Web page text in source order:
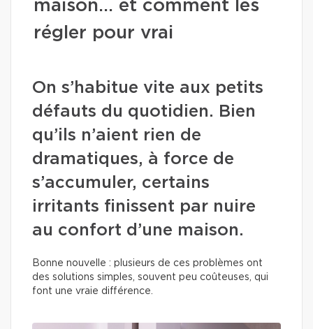
maison… et comment les
régler pour vrai
On s’habitue vite aux petits
défauts du quotidien. Bien
qu’ils n’aient rien de
dramatiques, à force de
s’accumuler, certains
irritants finissent par nuire
au confort d’une maison.
Bonne nouvelle : plusieurs de ces problèmes ont
des solutions simples, souvent peu coûteuses, qui
font une vraie différence.